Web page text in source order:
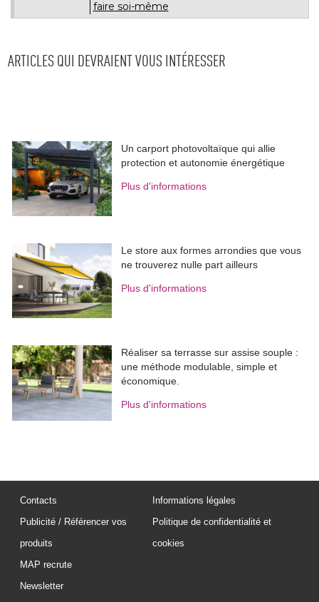
faire soi-même
ARTICLES QUI DEVRAIENT VOUS INTÉRESSER
Un carport photovoltaïque qui allie
protection et autonomie énergétique
Plus d'informations
Le store aux formes arrondies que vous
ne trouverez nulle part ailleurs
Plus d'informations
Réaliser sa terrasse sur assise souple :
une méthode modulable, simple et
économique.
Plus d'informations
Contacts
Publicité / Référencer vos
produits
MAP recrute
Newsletter
Informations légales
Politique de confidentialité et
cookies